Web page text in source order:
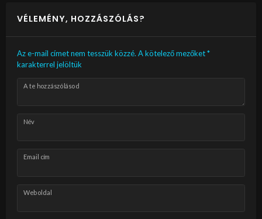
VÉLEMÉNY, HOZZÁSZÓLÁS?
Az e-mail címet nem tesszük közzé. A kötelező mezőket*
karakterrel jelöltük
A te hozzászólásod
Név
Email cím
Weboldal